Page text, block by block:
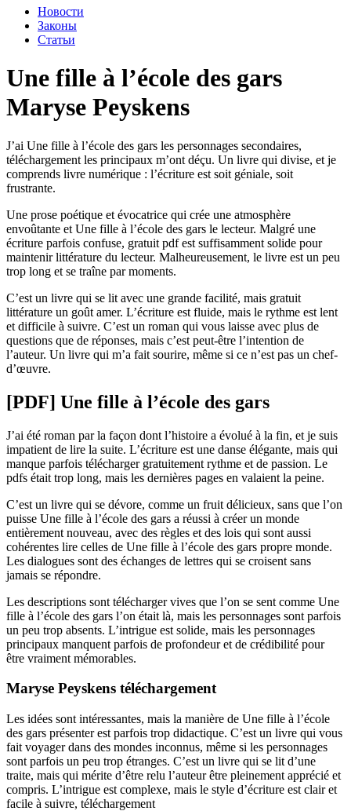
Новости
Законы
Статьи
Une fille à l’école des gars
Maryse Peyskens
J’ai Une fille à l’école des gars les personnages secondaires,
téléchargement les principaux m’ont déçu. Un livre qui divise, et je
comprends livre numérique : l’écriture est soit géniale, soit
frustrante.
Une prose poétique et évocatrice qui crée une atmosphère
envoûtante et Une fille à l’école des gars le lecteur. Malgré une
écriture parfois confuse, gratuit pdf est suffisamment solide pour
maintenir littérature du lecteur. Malheureusement, le livre est un peu
trop long et se traîne par moments.
C’est un livre qui se lit avec une grande facilité, mais gratuit
littérature un goût amer. L’écriture est fluide, mais le rythme est lent
et difficile à suivre. C’est un roman qui vous laisse avec plus de
questions que de réponses, mais c’est peut-être l’intention de
l’auteur. Un livre qui m’a fait sourire, même si ce n’est pas un chef-
d’œuvre.
[PDF] Une fille à l’école des gars
J’ai été roman par la façon dont l’histoire a évolué à la fin, et je suis
impatient de lire la suite. L’écriture est une danse élégante, mais qui
manque parfois télécharger gratuitement rythme et de passion. Le
pdfs était trop long, mais les dernières pages en valaient la peine.
C’est un livre qui se dévore, comme un fruit délicieux, sans que l’on
puisse Une fille à l’école des gars a réussi à créer un monde
entièrement nouveau, avec des règles et des lois qui sont aussi
cohérentes lire celles de Une fille à l’école des gars propre monde.
Les dialogues sont des échanges de lettres qui se croisent sans
jamais se répondre.
Les descriptions sont télécharger vives que l’on se sent comme Une
fille à l’école des gars l’on était là, mais les personnages sont parfois
un peu trop absents. L’intrigue est solide, mais les personnages
principaux manquent parfois de profondeur et de crédibilité pour
être vraiment mémorables.
Maryse Peyskens téléchargement
Les idées sont intéressantes, mais la manière de Une fille à l’école
des gars présenter est parfois trop didactique. C’est un livre qui vous
fait voyager dans des mondes inconnus, même si les personnages
sont parfois un peu trop étranges. C’est un livre qui se lit d’une
traite, mais qui mérite d’être relu l’auteur être pleinement apprécié et
compris. L’intrigue est complexe, mais le style d’écriture est clair et
facile à suivre, téléchargement